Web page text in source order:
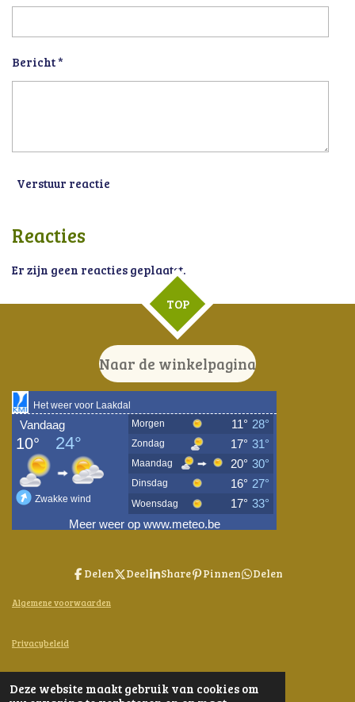
Deze website maakt gebruik van cookies om
Bericht *
Verstuur reactie
Reacties
Er zijn geen reacties geplaatst.
TOP
Naar de winkelpagina
Delen Deel Share Pinnen Delen
Algemene voorwaarden
Privacybeleid
Contact
© 2024 - 2026 Bijen-en-Kruiden